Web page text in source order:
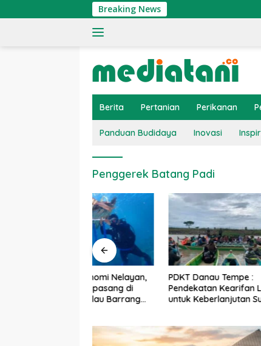
ke
Breaking News
Berita Pertanian Perikanan
Panduan Budidaya Inovasi
Penggerek Batang Padi
PDKT Danau Tempe :
Pendekatan Kearifan Lokal
untuk Keberlanjutan Sumber
Cara
pada
dan